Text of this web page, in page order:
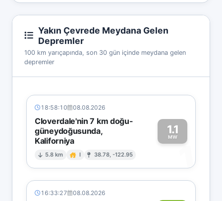
Yakın Çevrede Meydana Gelen
Depremler
100 km yarıçapında, son 30 gün içinde meydana gelen
depremler
18:58:10 08.08.2026
Cloverdale'nin 7 km doğu-
güneydoğusunda,
Kaliforniya
5.8 km I 38.78, -122.95
1.1
MW
1
16:33:27 08.08.2026